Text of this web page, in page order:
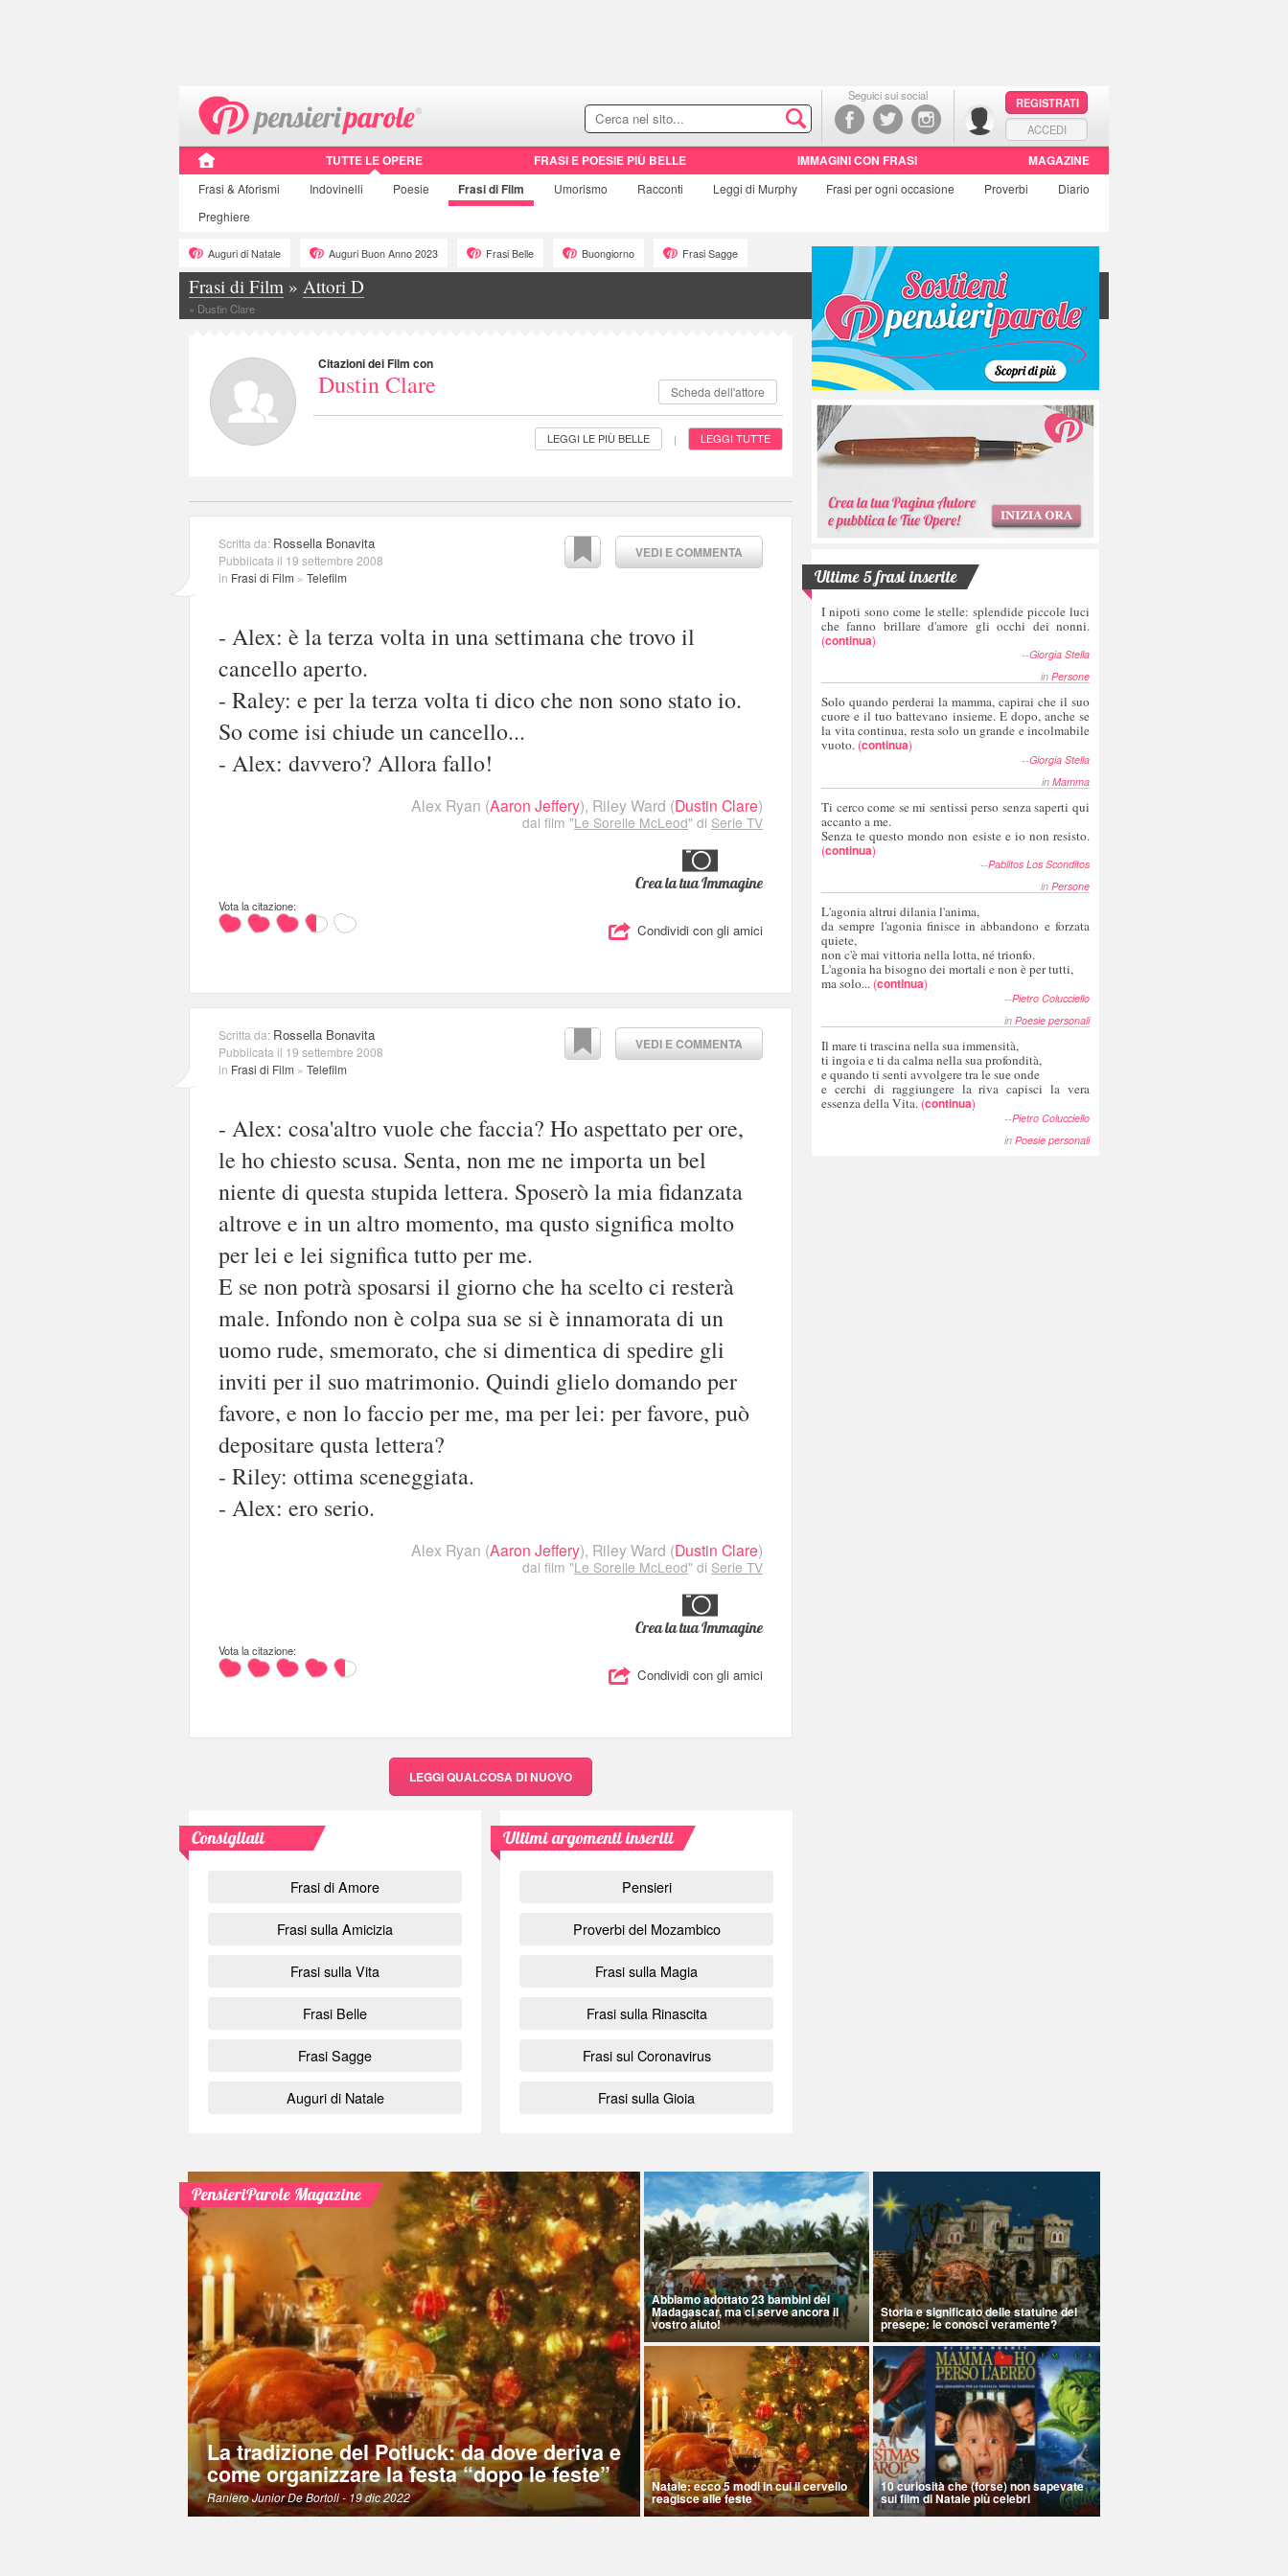
Seguici sui social
REGISTRATI
ACCEDI
TUTTE LE OPERE FRASI E POESIE PIÙ BELLE IMMAGINI CON FRASI MAGAZINE
Frasi & Aforismi Indovinelli Poesie Frasi di Film Umorismo Racconti Leggi di Murphy Frasiper ogni occasione Proverbi
Diario
Preghiere
Auguri di Natale Auguri Buon Anno 2023 Frasi Belle Buongiorno Frasi Sagge
Frasi di Film » Attori D
» Dustin Clare
Scheda dell'attore
Citazioni dei Film con
Dustin Clare
LEGGI LE PIÙ BELLE | LEGGI TUTTE
VEDI E COMMENTA
Scritta da: Rossella Bonavita
Pubblicata il 19 settembre 2008
in Frasi di Film » Telefilm
- Alex: è la terza volta in una settimana che trovo il
cancello aperto.
- Raley: e per la terza volta ti dico che non sono stato io.
So come isi chiude un cancello...
- Alex: davvero? Allora fallo!
Alex Ryan (Aaron Jeffery), Riley Ward (Dustin Clare)
dal film "Le Sorelle McLeod" di Serie TV
Crea la tua Immagine
Vota la citazione:
Condividi con gli amici
VEDI E COMMENTA
Scritta da: Rossella Bonavita
Pubblicata il 19 settembre 2008
in Frasi di Film » Telefilm
- Alex: cosa'altro vuole che faccia? Ho aspettato per ore,
le ho chiesto scusa. Senta, non me ne importa un bel
niente di questa stupida lettera. Sposerò la mia fidanzata
altrove e in un altro momento, ma qusto significa molto
per lei e lei significa tutto per me.
E se non potrà sposarsi il giorno che ha scelto ci resterà
male. Infondo non è colpa sua se si è innamorata di un
uomo rude, smemorato, che si dimentica di spedire gli
inviti per il suo matrimonio. Quindi glielo domando per
favore, e non lo faccio per me, ma per lei: per favore, può
depositare qusta lettera?
- Riley: ottima sceneggiata.
- Alex: ero serio.
Alex Ryan (Aaron Jeffery), Riley Ward (Dustin Clare)
dal film "Le Sorelle McLeod" di Serie TV
Crea la tua Immagine
Vota la citazione:
Condividi con gli amici
LEGGI QUALCOSA DI NUOVO
Consigliati
Frasi di Amore
Frasi sulla Amicizia
Frasi sulla Vita
Frasi Belle
Frasi Sagge
Auguri di Natale
Ultimi argomenti inseriti
Pensieri
Proverbi del Mozambico
Frasi sulla Magia
Frasi sulla Rinascita
Frasi sul Coronavirus
Frasi sulla Gioia
Ultime 5 frasi inserite
I nipoti sono come le stelle: splendide piccole luci
che fanno brillare d'amore gli occhi dei nonni.
(continua)
--Giorgia Stella
in Persone
Solo quando perderai la mamma, capirai che il suo
cuore e il tuo battevano insieme. E dopo, anche se
la vita continua, resta solo un grande e incolmabile
vuoto. (continua)
--Giorgia Stella
in Mamma
Ti cerco come se mi sentissi perso senza saperti qui
accanto a me.
Senza te questo mondo non esiste e io non resisto.
(continua)
--Pablitos Los Sconditos
in Persone
L'agonia altrui dilania l'anima,
da sempre l'agonia finisce in abbandono e forzata
quiete,
non c'è mai vittoria nella lotta, né trionfo.
L'agonia ha bisogno dei mortali e non è per tutti,
ma solo... (continua)
--Pietro Colucciello
in Poesie personali
Il mare ti trascina nella sua immensità,
ti ingoia e ti da calma nella sua profondità,
e quando ti senti avvolgere tra le sue onde
e cerchi di raggiungere la riva capisci la vera
essenza della Vita. (continua)
--Pietro Colucciello
in Poesie personali
PensieriParole Magazine
La tradizione del Potluck: da dove deriva e
come organizzare la festa “dopo le feste”
Raniero Junior De Bortoli- 19 dic 2022
Abbiamo adottato 23 bambini del
Madagascar, ma ci serve ancora il
vostro aiuto!
Storia e significato delle statuine del
presepe: le conosci veramente?
Natale: ecco 5 modi in cui il cervello
reagisce alle feste
10 curiosità che (forse) non sapevate
sui film di Natale più celebri